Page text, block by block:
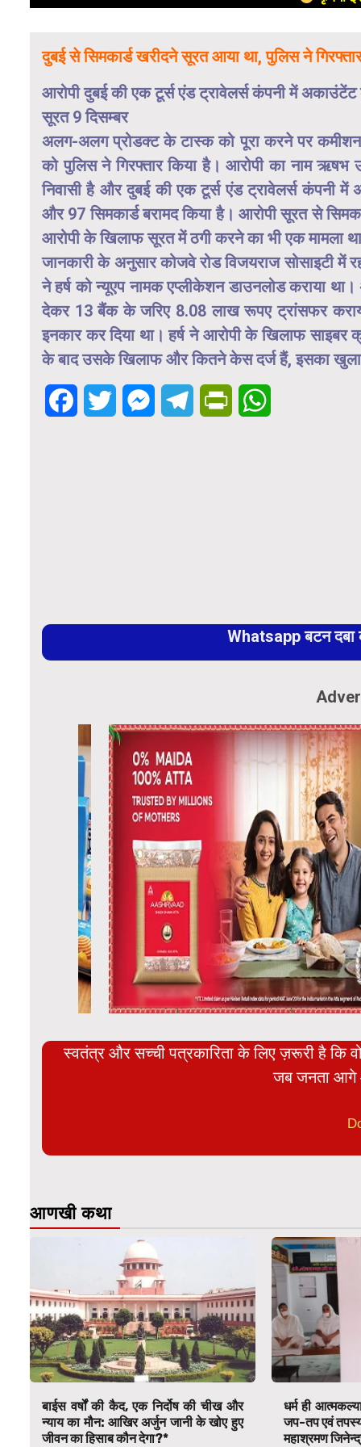
दुबई से सिमकार्ड खरीदने सूरत आया था, पुलिस ने
आरोपी दुबई की एक टूर्स एंड ट्रावेलर्स कंपनी में अकाउंटेंट
सूरत 9 दिसम्बर
अलग-अलग प्रोडक्ट के टास्क को पूरा करने पर
को पुलिस ने गिरफ्तार किया है। आरोपी का नाम
निवासी है और दुबई की एक टूर्स एंड ट्रावेलर्स कंपनी
और 97 सिमकार्ड बरामद किया है। आरोपी सूरत से
आरोपी के खिलाफ सूरत में ठगी करने का भी एक मामला
जानकारी के अनुसार कोजवे रोड विजयराज सोसाइटी में
ने हर्ष को न्यूएप नामक एप्लीकेशन डाउनलोड कराया
देकर 13 बैंक के जरिए 8.08 लाख रूपए ट्रांसफर
इनकार कर दिया था। हर्ष ने आरोपी के खिलाफ साइबर
के बाद उसके खिलाफ और कितने केस दर्ज हैं, इसका
FacebookTwitter MessengerTelegramPrintFriendly
Whatsapp बटन
स्वतंत्र और सच्ची पत्रकारिता के लिए ज़रूरी है कि
जब जनता आगे
आणखी कथा
बाईस वर्षों की कैद, एक निर्दोष की चीख और
न्याय का मौन: आखिर अर्जुन जानी के खोए हुए
जीवन का हिसाब कौन देगा?*
धर्म ही
जप-तप एवं तपस्या
महाश्रमण